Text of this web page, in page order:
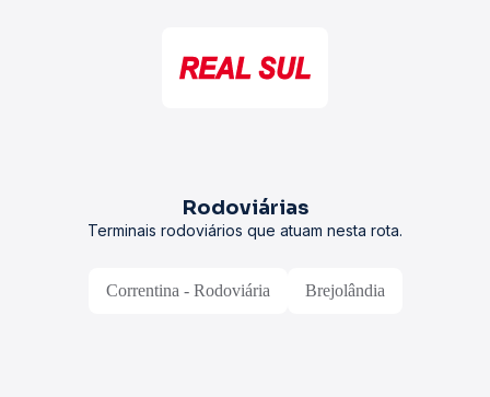
Rodoviárias
Terminais rodoviários que atuam nesta rota.
Correntina - Rodoviária Brejolândia